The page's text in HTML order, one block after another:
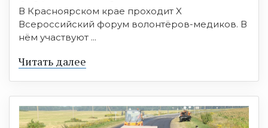
В Красноярском крае проходит X
Всероссийский форум волонтёров-медиков. В
нём участвуют ...
Читать далее